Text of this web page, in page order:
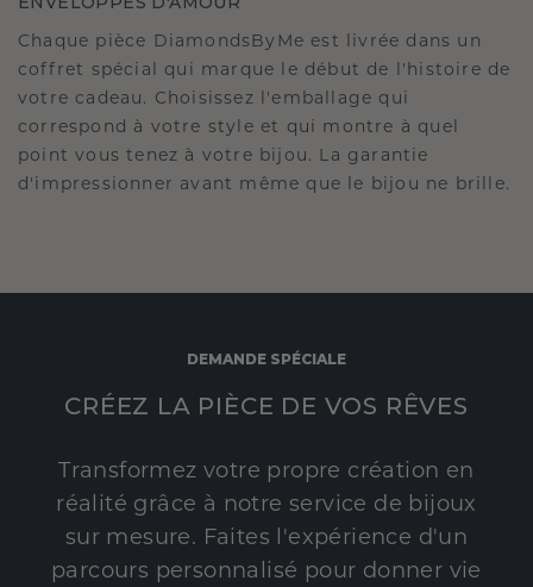
Chaque pièce DiamondsByMe est livrée dans un
coffret spécial qui marque le début de l'histoire de
votre cadeau. Choisissez l'emballage qui
correspond à votre style et qui montre à quel
point vous tenez à votre bijou. La garantie
d'impressionner avant même que le bijou ne brille.
DEMANDE SPÉCIALE
CRÉEZ LA PIÈCE DE VOS RÊVES
Transformez votre propre création en
réalité grâce à notre service de bijoux
sur mesure. Faites l'expérience d'un
parcours personnalisé pour donner vie